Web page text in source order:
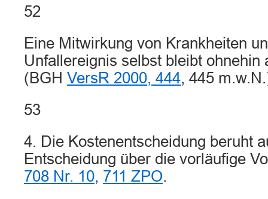
52
Eine Mitwirkung von Krankheiten
Unfallereignis selbst bleibt ohnehin
(BGH VersR 2000, 444, 445
53
4. Die Kostenentscheidung beruht
Entscheidung über die vorläufige
708 Nr. 10, 711 ZPO.